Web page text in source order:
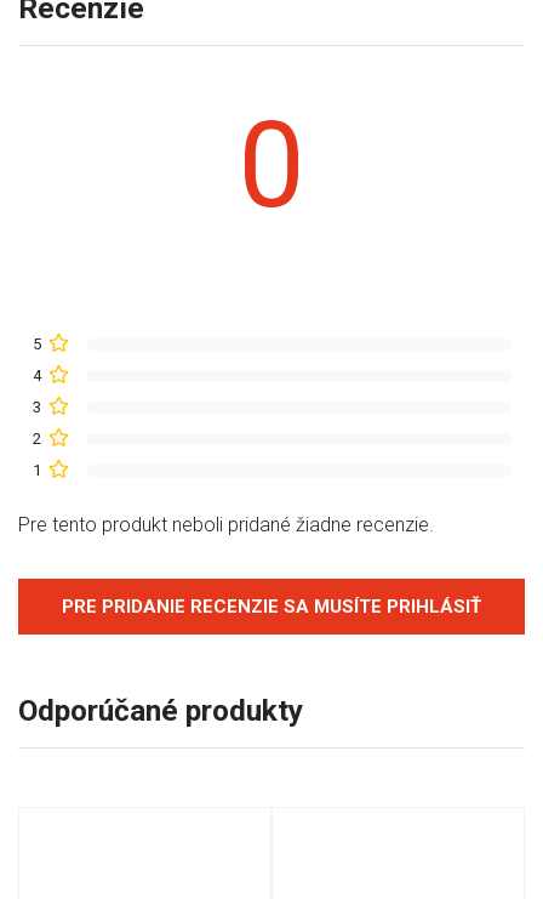
Recenzie
0
5
4
3
2
1
Pre tento produkt neboli pridané žiadne recenzie.
PRE PRIDANIE RECENZIE SA MUSÍTE PRIHLÁSIŤ
Odporúčané produkty